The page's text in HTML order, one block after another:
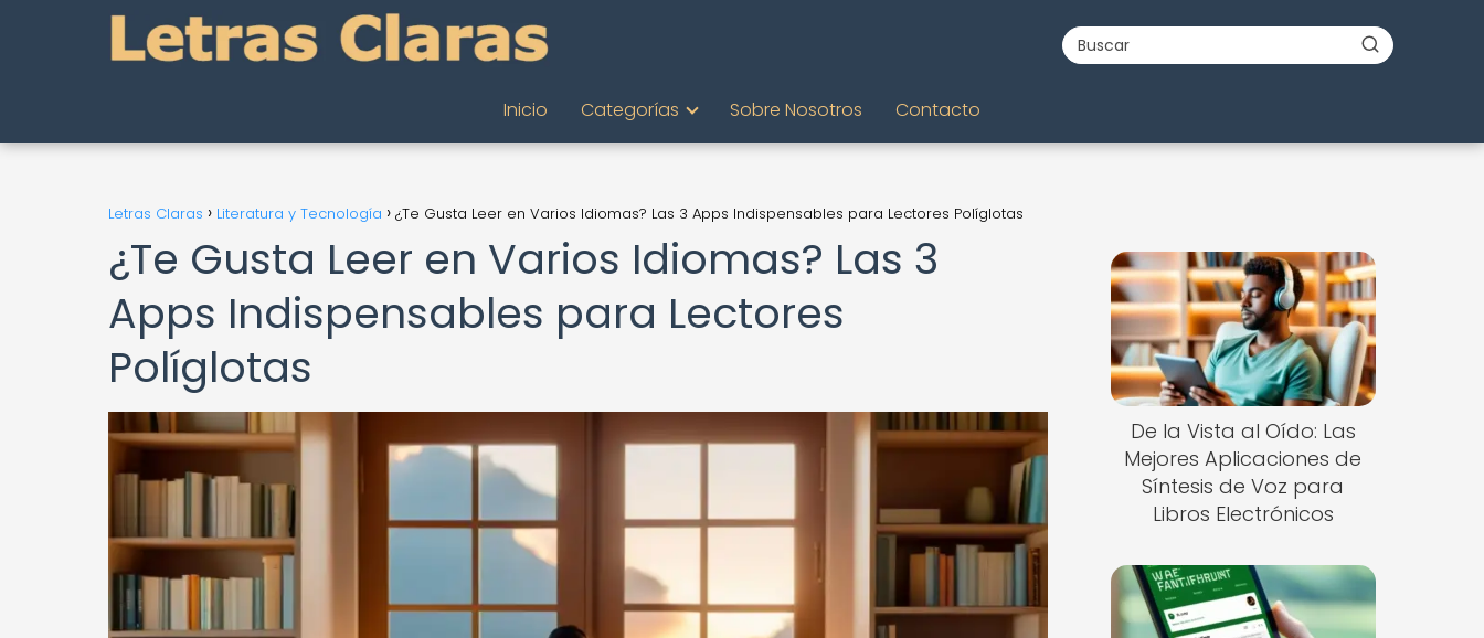
Inicio Categorías Sobre Nosotros Contacto
Letras Claras Literatura y Tecnología ¿Te Gusta Leer en Varios Idiomas? Las 3 Apps Indispensables para Lectores Políglotas
¿Te Gusta Leer en Varios Idiomas? Las 3
Apps Indispensables para Lectores
Políglotas
De la Vista al Oído: Las
Mejores Aplicaciones de
Síntesis de Voz para
Libros Electrónicos